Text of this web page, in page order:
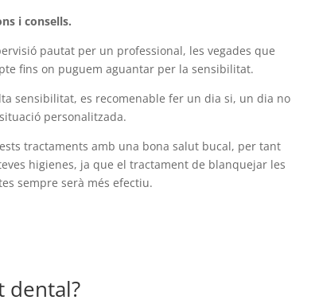
i consells.
pautat per un professional, les vegades que
fins on puguem aguantar per la sensibilitat.
sensibilitat, es recomenable fer un dia si, un dia no
personalitzada.
tractaments amb una bona salut bucal, per tant
higienes, ja que el tractament de blanquejar les
sempre serà més efectiu.
dental?